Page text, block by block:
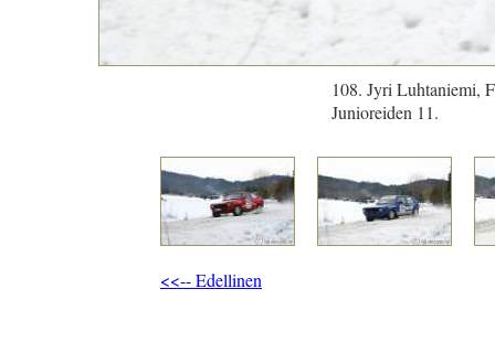
108. Jyri Luhtaniemi,
Junioreiden 11.
<<-- Edellinen